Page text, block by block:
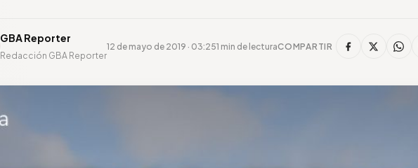
GBA Reporter
Redacción GBA Reporter
12 de mayo de 2019 · 03:251 min de lecturaCOMPARTIR